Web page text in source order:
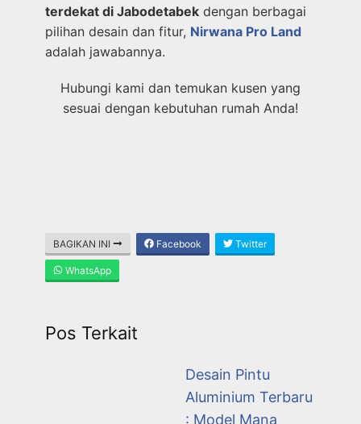
terdekat di Jabodetabek dengan berbagai
pilihan desain dan fitur, Nirwana Pro Land
adalah jawabannya.
Hubungi kami dan temukan kusen yang
sesuai dengan kebutuhan rumah Anda!
BAGIKAN INI Facebook Twitter
WhatsApp
Pos Terkait
Desain Pintu
Aluminium Terbaru
: Model Mana